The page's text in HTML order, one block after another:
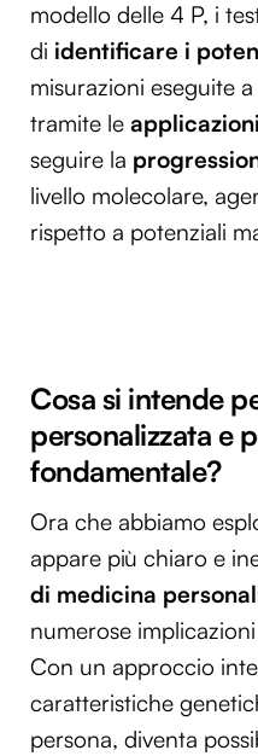
modello delle 4 P, i
di identificare i
misurazioni eseguite
tramite le applicazioni
seguire la
livello molecolare,
rispetto a potenziali
Cosa si intende
personalizzata e
fondamentale?
Ora che abbiamo
appare più chiaro e
di medicina
numerose
Con un approccio
caratteristiche
persona, diventa